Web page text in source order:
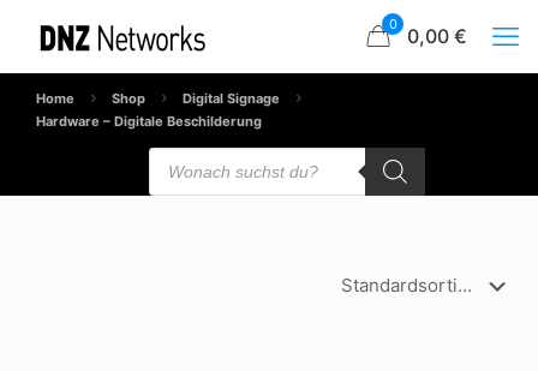
0 0,00 €
Home Shop
Digital Signage
Hardware – Digitale Beschilderung
Products
search